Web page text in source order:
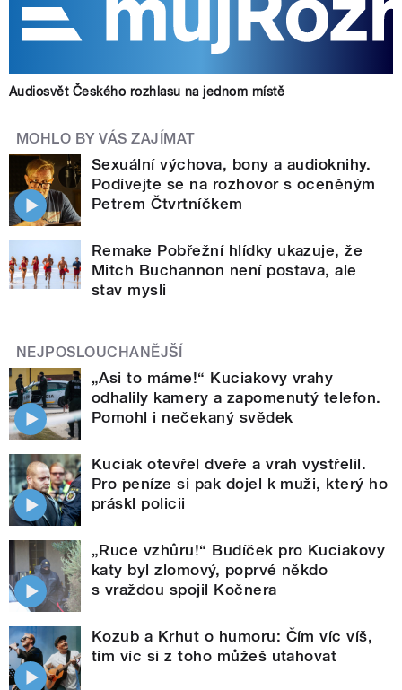
Audiosvět Českého rozhlasu na jednom místě
MOHLO BY VÁS ZAJÍMAT
Sexuální výchova, bony a audioknihy.
Podívejte se na rozhovor s oceněným
Petrem Čtvrtníčkem
Remake Pobřežní hlídky ukazuje, že
Mitch Buchannon není postava, ale
stav mysli
NEJPOSLOUCHANĚJŠÍ
„Asi to máme!“ Kuciakovy vrahy
odhalily kamery a zapomenutý telefon.
Pomohl i nečekaný svědek
Kuciak otevřel dveře a vrah vystřelil.
Pro peníze si pak dojel k muži, který ho
práskl policii
„Ruce vzhůru!“ Budíček pro Kuciakovy
katy byl zlomový, poprvé někdo
s vraždou spojil Kočnera
Kozub a Krhut o humoru: Čím víc víš,
tím víc si z toho můžeš utahovat